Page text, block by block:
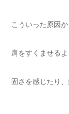
こういった原因か
肩をすくませる
固さを感じたり